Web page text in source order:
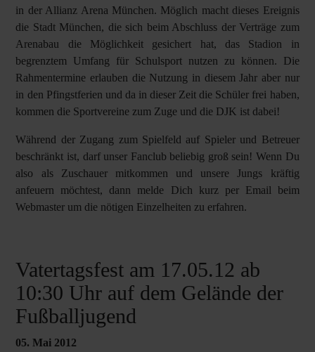
in der Allianz Arena München. Möglich macht dieses Ereignis
die Stadt München, die sich beim Abschluss der Verträge zum
Arenabau die Möglichkeit gesichert hat, das Stadion in
begrenztem Umfang für Schulsport nutzen zu können. Die
Rahmentermine erlauben die Nutzung in diesem Jahr aber nur
in den Pfingstferien und da in dieser Zeit die Schüler frei haben,
kommen die Sportvereine zum Zuge und die DJK ist dabei!
Während der Zugang zum Spielfeld auf Spieler und Betreuer
beschränkt ist, darf unser Fanclub beliebig groß sein! Wenn Du
also als Zuschauer mitkommen und unsere Jungs kräftig
anfeuern möchtest, dann melde Dich kurz per Email beim
Webmaster um die nötigen Einzelheiten zu erfahren.
Vatertagsfest am 17.05.12 ab
10:30 Uhr auf dem Gelände der
Fußballjugend
05. Mai 2012